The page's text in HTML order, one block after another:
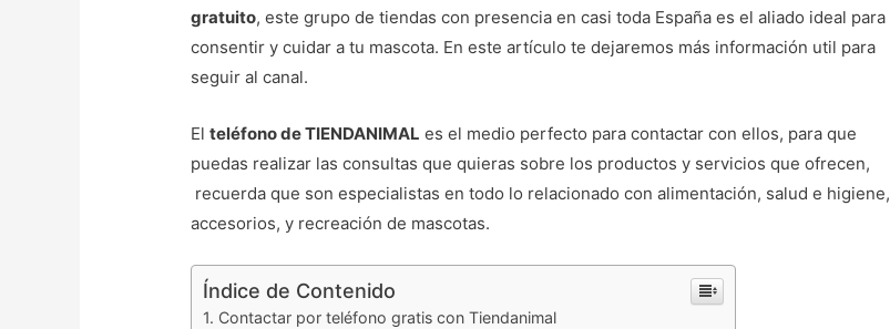
gratuito, este grupo de tiendas con presencia en casi toda España es el aliado ideal para
consentir y cuidar a tu mascota. En este artículo te dejaremos más información util para
seguir al canal.
Elteléfono de TIENDANIMAL es el medio perfecto para contactar con ellos, para que
puedas realizar las consultas que quieras sobre los productos y servicios que ofrecen,
recuerda que son especialistas en todo lo relacionado con alimentación, salud e higiene,
accesorios, y recreación de mascotas.
Índice de Contenido
Contactar por teléfono gratis con Tiendanimal